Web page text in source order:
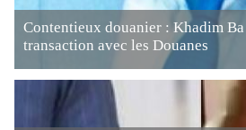
Contentieux douanier : Khadim
transaction avec les Douanes